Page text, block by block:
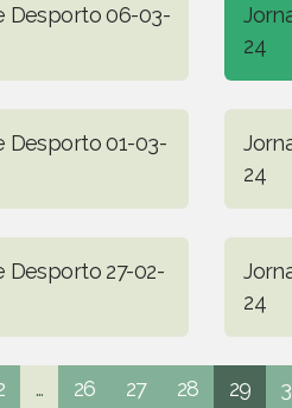
Desporto 06-03-
24
Desporto 01-03-
24
Desporto 27-02-
24
... 26 27 28 29